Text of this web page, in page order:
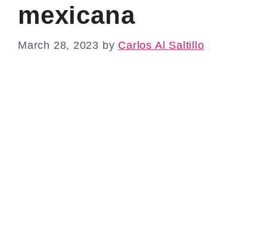
mexicana
March 28, 2023 by Carlos Al Saltillo